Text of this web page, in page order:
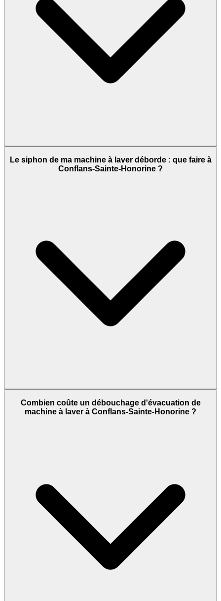
Le siphon de ma machine à laver déborde : que faire à
Conflans-Sainte-Honorine ?
Combien coûte un débouchage d'évacuation de
machine à laver à Conflans-Sainte-Honorine ?